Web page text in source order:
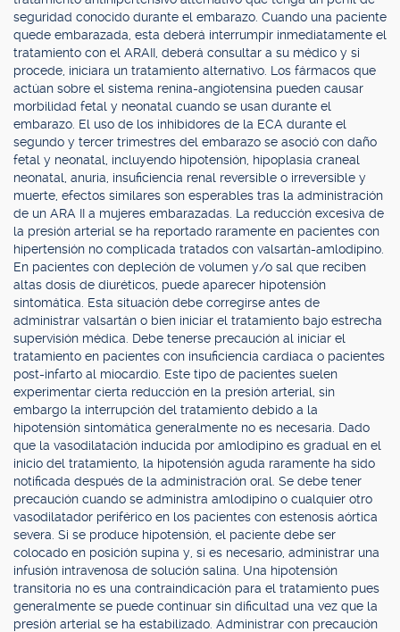
seguridad conocido durante el embarazo. Cuando una paciente
quede embarazada, esta deberá interrumpir inmediatamente el
tratamiento con el ARAII, deberá consultar a su médico y si
procede, iniciara un tratamiento alternativo. Los fármacos que
actúan sobre el sistema renina-angiotensina pueden causar
morbilidad fetal y neonatal cuando se usan durante el
embarazo. El uso de los inhibidores de la ECA durante el
segundo y tercer trimestres del embarazo se asoció con daño
fetal y neonatal, incluyendo hipotensión, hipoplasia craneal
neonatal, anuria, insuficiencia renal reversible o irreversible y
muerte, efectos similares son esperables tras la administración
de un ARA II a mujeres embarazadas. La reducción excesiva de
la presión arterial se ha reportado raramente en pacientes con
hipertensión no complicada tratados con valsartán-amlodipino.
En pacientes con depleción de volumen y/o sal que reciben
altas dosis de diuréticos, puede aparecer hipotensión
sintomática. Esta situación debe corregirse antes de
administrar valsartán o bien iniciar el tratamiento bajo estrecha
supervisión médica. Debe tenerse precaución al iniciar el
tratamiento en pacientes con insuficiencia cardiaca o pacientes
post-infarto al miocardio. Este tipo de pacientes suelen
experimentar cierta reducción en la presión arterial, sin
embargo la interrupción del tratamiento debido a la
hipotensión sintomática generalmente no es necesaria. Dado
que la vasodilatación inducida por amlodipino es gradual en el
inicio del tratamiento, la hipotensión aguda raramente ha sido
notificada después de la administración oral. Se debe tener
precaución cuando se administra amlodipino o cualquier otro
vasodilatador periférico en los pacientes con estenosis aórtica
severa. Si se produce hipotensión, el paciente debe ser
colocado en posición supina y, si es necesario, administrar una
infusión intravenosa de solución salina. Una hipotensión
transitoria no es una contraindicación para el tratamiento pues
generalmente se puede continuar sin dificultad una vez que la
presión arterial se ha estabilizado. Administrar con precaución